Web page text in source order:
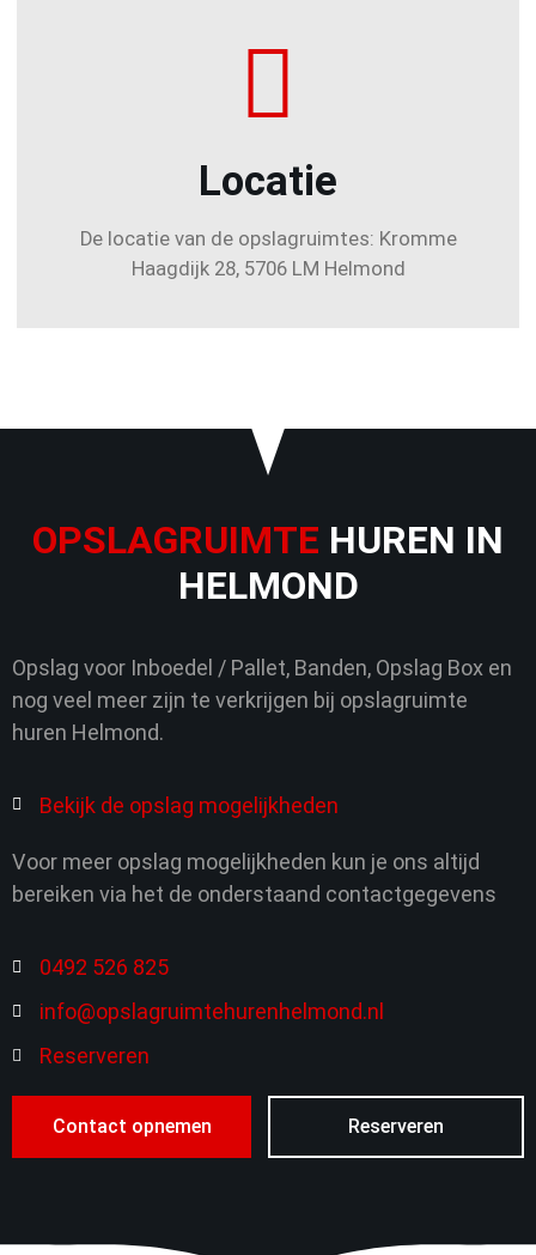
Locatie
De locatie van de opslagruimtes: Kromme
Haagdijk 28, 5706 LM Helmond
OPSLAGRUIMTE HUREN IN
HELMOND
Opslag voor Inboedel / Pallet, Banden, Opslag Box en
nog veel meer zijn te verkrijgen bij opslagruimte
huren Helmond.
Bekijk de opslag mogelijkheden
Voor meer opslag mogelijkheden kun je ons altijd
bereiken via het de onderstaand contactgegevens
0492 526 825
info@opslagruimtehurenhelmond.nl
Reserveren
Contact opnemen Reserveren